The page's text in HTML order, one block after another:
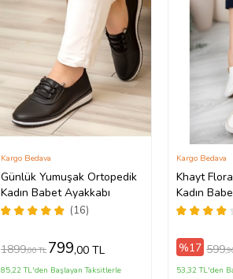
Günlük Yumuşak Ortopedik
Kadın Babet Ayakkabı
(16)
Kargo Bedava
1899,00 TL 799,00 TL
85,22 TL'den Başlayan Taksitlerle
Khayt
Kadın
(Beyaz)
Kargo Bedava
%17 599
53,32 TL'den